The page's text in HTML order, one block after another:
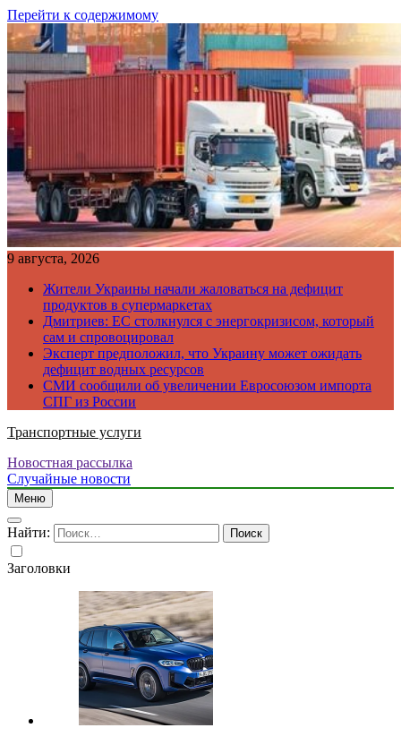
Перейти к содержимому
9 августа, 2026
Жители Украины начали жаловаться на дефицит
продуктов в супермаркетах
Дмитриев: ЕС столкнулся с энергокризисом, который
сам и спровоцировал
Эксперт предположил, что Украину может ожидать
дефицит водных ресурсов
СМИ сообщили об увеличении Евросоюзом импорта
СПГ из России
Транспортные услуги
Новостная рассылка
Случайные новости
Меню
Найти:
Заголовки